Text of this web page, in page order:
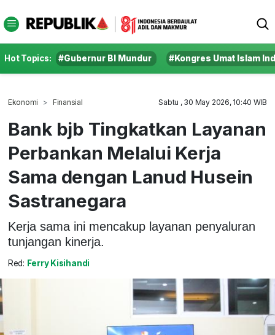
Hot Topics: #Gubernur BI Mundur #Kongres Umat Islam
Ekonomi Finansial Sabtu , 30 May 2026, 10:40 WIB
Bank bjb Tingkatkan Layanan
Perbankan Melalui Kerja
Sama dengan Lanud Husein
Sastranegara
Kerja sama ini mencakup layanan penyaluran
tunjangan kinerja.
Red: Ferry Kisihandi